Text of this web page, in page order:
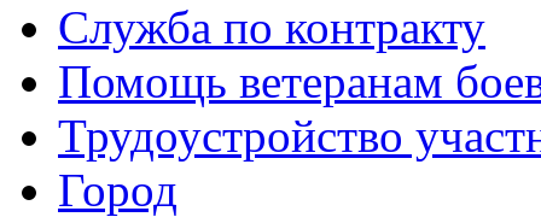
Служба по контракту
Помощь ветеранам
Трудоустройство
Город